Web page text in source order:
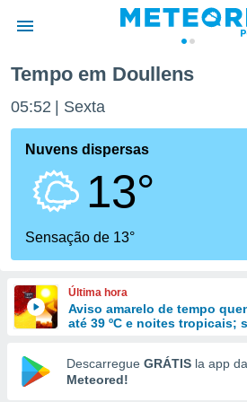
da
foi
fornecidas
a este
das
e
forma
digital
Tempo em Doullens
05:52 Sexta
Nuvens dispersas
13°
Sensação de 13°
Última hora
Aviso amarelo de tempo
até 39 ºC e noites tropicais;
Descarregue GRÁTIS la app da
Meteored!